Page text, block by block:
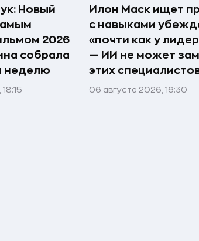
Новый
2026
собрала
неделю
Илон Маск ищет
с навыками
«почти как у
— ИИ не может
этих
06 августа 2026, 16:30